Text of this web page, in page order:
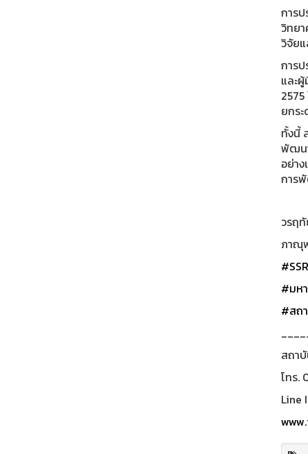
การ
วิทย
วิจัย
การ
และ
ยกร
ทั้งนี้
พัฒน
อย่า
การ
วรฤ
ภาณุ
#มห
#สถ
สถา
โทร.
Line